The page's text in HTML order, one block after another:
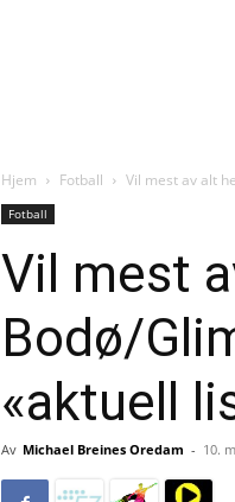
Hjem Fotball Vil mest av alt
Fotball
Vil mest
Bodø/
«aktuell
Av Michael Breines Oredam - 10.